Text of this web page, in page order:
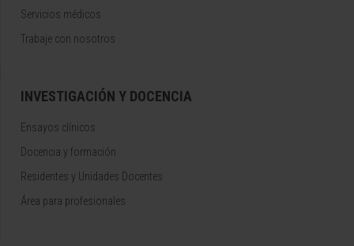
Servicios médicos
Trabaje con nosotros
INVESTIGACIÓN Y DOCENCIA
Ensayos clínicos
Docencia y formación
Residentes y Unidades Docentes
Área para profesionales